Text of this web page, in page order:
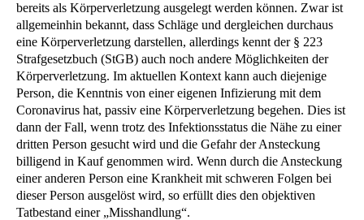
bereits als Körperverletzung ausgelegt werden können. Zwar ist
allgemeinhin bekannt, dass Schläge und dergleichen durchaus
eine Körperverletzung darstellen, allerdings kennt der § 223
Strafgesetzbuch (StGB) auch noch andere Möglichkeiten der
Körperverletzung. Im aktuellen Kontext kann auch diejenige
Person, die Kenntnis von einer eigenen Infizierung mit dem
Coronavirus hat, passiv eine Körperverletzung begehen. Dies ist
dann der Fall, wenn trotz des Infektionsstatus die Nähe zu einer
dritten Person gesucht wird und die Gefahr der Ansteckung
billigend in Kauf genommen wird. Wenn durch die Ansteckung
einer anderen Person eine Krankheit mit schweren Folgen bei
dieser Person ausgelöst wird, so erfüllt dies den objektiven
Tatbestand einer „Misshandlung“.